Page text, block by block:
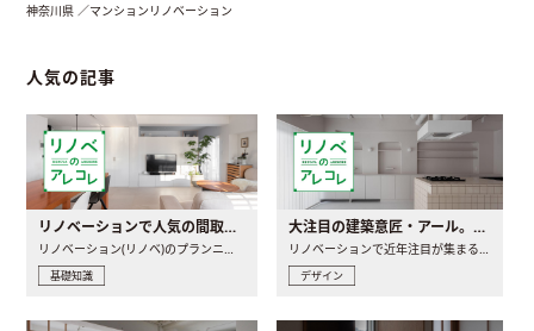
神奈川県 ／マンションリノベーション
人気の記事
リノベーションで人気の間取りとは？トレンドの間取りと実例を徹底解説
基礎知識
大注目の建築意匠・アール。人気の理由と空間に取り入れるポイント
デザイン